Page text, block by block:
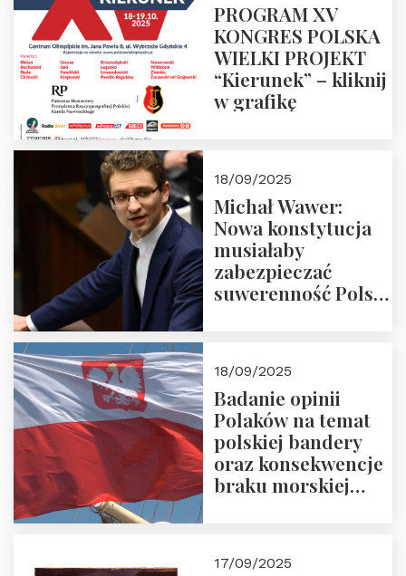
PROGRAM XV
KONGRES POLSKA
WIELKI PROJEKT
“Kierunek” – kliknij
w grafikę
18/09/2025
Michał Wawer:
Nowa konstytucja
musiałaby
zabezpieczać
suwerenność Polski
18/09/2025
Badanie opinii
Polaków na temat
polskiej bandery
oraz konsekwencje
braku morskiej
17/09/2025